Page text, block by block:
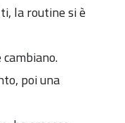
la routine si è
poi una